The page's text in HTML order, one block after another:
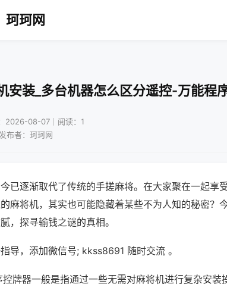
珂珂网
安装_多台机器怎么区分遥控-万能程
2026-08-07｜阅读：1
发布者：珂珂网
已逐渐取代了传统的手搓麻将。在大家聚在一起享
麻将机，其实也可能隐藏着某些不为人知的秘密？
，探寻输钱之谜的真相。
导，添加微信号; kkss8691 随时交流 。
牌器一般是指通过一些无需对麻将机进行复杂安装